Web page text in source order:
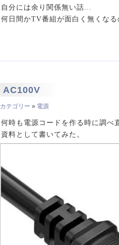
自分には余り関係無い話...
何日間かTV番組が面白く無くなる
AC100V
カテゴリー » 電源
何時も電源コードを作る時に調べ
資料として書いてみた。